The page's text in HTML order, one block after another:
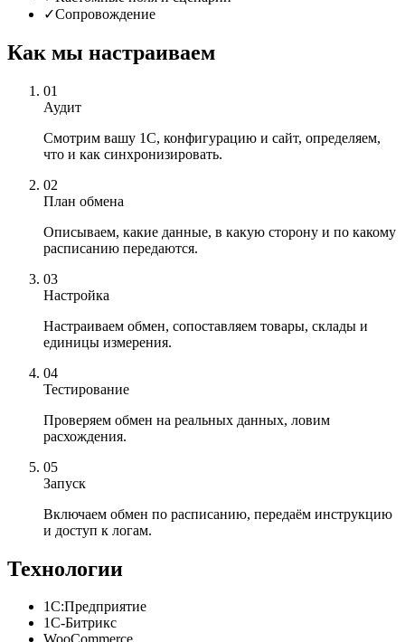
✓Сопровождение
Как мы настраиваем
01
Аудит
Смотрим вашу 1С, конфигурацию и сайт, определяем,
что и как синхронизировать.
02
План обмена
Описываем, какие данные, в какую сторону и по какому
расписанию передаются.
03
Настройка
Настраиваем обмен, сопоставляем товары, склады и
единицы измерения.
04
Тестирование
Проверяем обмен на реальных данных, ловим
расхождения.
05
Запуск
Включаем обмен по расписанию, передаём инструкцию
и доступ к логам.
Технологии
1С:Предприятие
1С-Битрикс